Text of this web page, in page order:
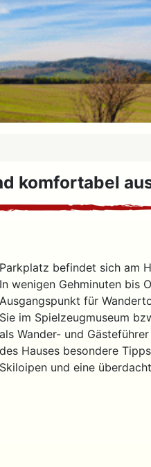
komfortabel
Parkplatz befindet sich am
In wenigen Gehminuten bis
Ausgangspunkt für
Sie im Spielzeugmuseum
als Wander- und
des Hauses besondere
Skiloipen und eine